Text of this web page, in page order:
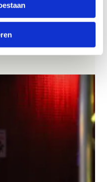
en ervaar een
workout